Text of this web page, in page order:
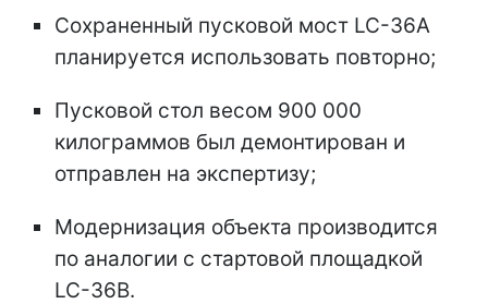
Сохраненный пусковой мост LC-36A
планируется использовать повторно;
Пусковой стол весом 900 000
килограммов был демонтирован и
отправлен на экспертизу;
Модернизация объекта производится
по аналогии с стартовой площадкой
LC-36B.